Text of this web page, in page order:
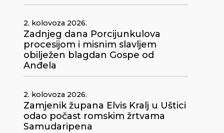
2. kolovoza 2026.
Zadnjeg dana Porcijunkulova
procesijom i misnim slavljem
obilježen blagdan Gospe od
Anđela
2. kolovoza 2026.
Zamjenik župana Elvis Kralj u Uštici
odao počast romskim žrtvama
Samudaripena